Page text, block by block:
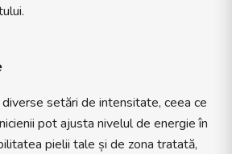
setări de intensitate, ceea ce
pot ajusta nivelul de energie în
pielii tale și de zona tratată,